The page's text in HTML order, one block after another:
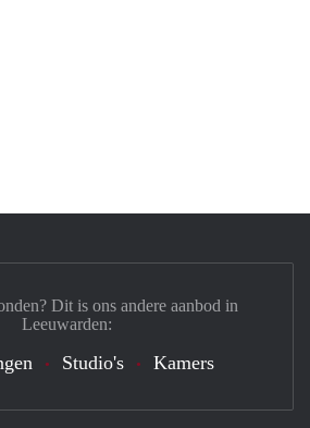
Dit is ons andere aanbod in
Leeuwarden:
Studio's Kamers